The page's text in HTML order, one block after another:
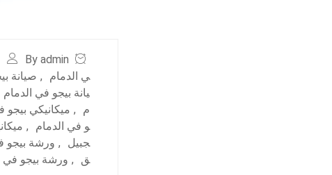
By admin
ي الدمام
, صيانة
يانة بيجو في الدمام
م
, ميكانيكي بيجو
و في الدمام
,
جبيل
, ورشة بيجو
ق
, ورشة بيجو